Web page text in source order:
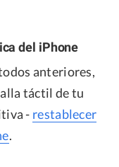
del iPhone
anteriores,
táctil de tu
- restablecer
.